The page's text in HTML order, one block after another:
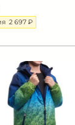
2 697 ₽